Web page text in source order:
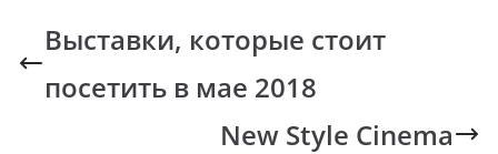
b
o
o
s
A
p
y
Li
n
gr
a
m
Выставки, которые стоит
посетить в мае 2018
New Style Cinema